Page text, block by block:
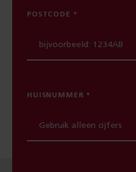
POSTCODE
HUISNUMMER